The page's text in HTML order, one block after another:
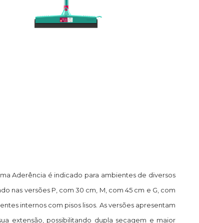
Aderência é indicado para ambientes de diversos
nas versões P, com 30 cm, M, com 45 cm e G, com
internos com pisos lisos. As versões apresentam
extensão, possibilitando dupla secagem e maior